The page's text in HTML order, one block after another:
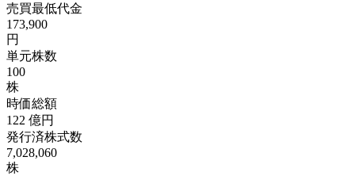
売買最低代金
173,900
円
単元株数
100
株
時価総額
122 億円
発行済株式数
7,028,060
株